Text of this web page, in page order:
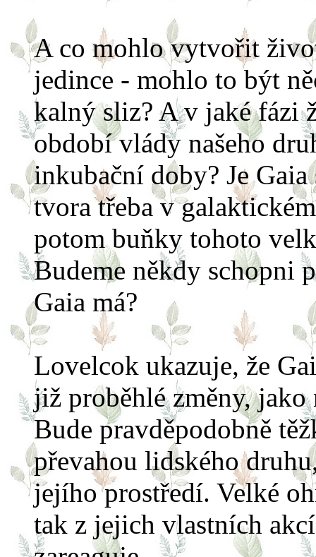
A co mohlo vytvořit
jedince - mohlo to být
kalný sliz? A v jaké fázi
období vlády našeho
inkubační doby? Je
tvora třeba v
potom buňky tohoto
Budeme někdy schopni
Gaia má?
Lovelcok ukazuje, že
již proběhlé změny, jako
Bude pravděpodobně
převahou lidského
jejího prostředí. Velké
tak z jejich vlastních